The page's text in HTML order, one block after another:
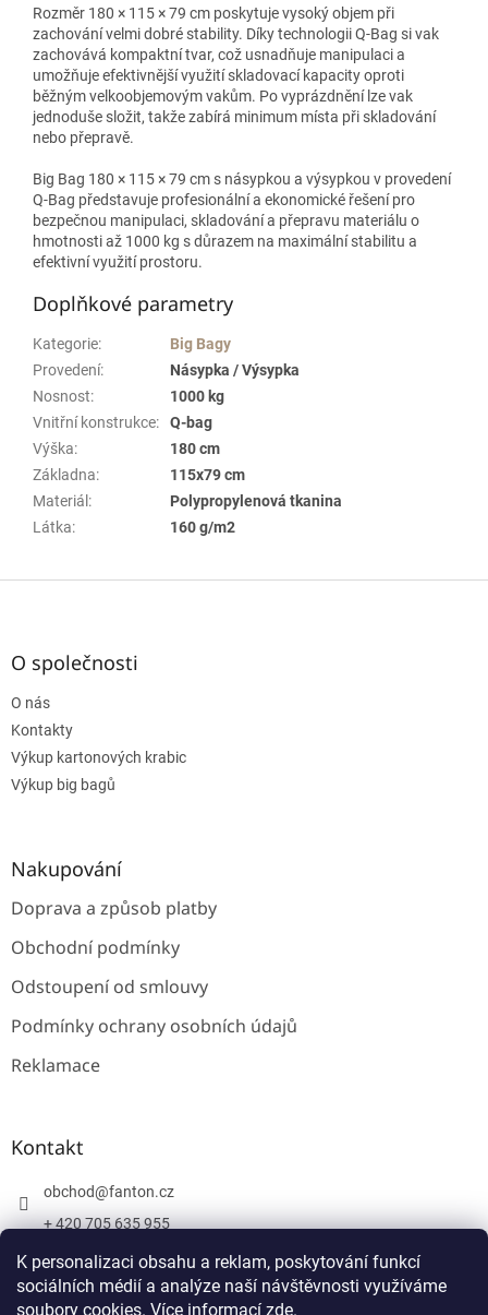
K personalizaci obsahu a reklam, poskytování funkcí
sociálních médií a analýze naší návštěvnosti využíváme
soubory cookies. Více informací zde.
Rozměr 180 × 115 × 79 cm poskytuje vysoký objem při
zachování velmi dobré stability. Díky technologii Q-Bag si vak
zachovává kompaktní tvar, což usnadňuje manipulaci a
umožňuje efektivnější využití skladovací kapacity oproti
běžným velkoobjemovým vakům. Po vyprázdnění lze vak
jednoduše složit, takže zabírá minimum místa při skladování
nebo přepravě.
Big Bag 180 × 115 × 79 cm s násypkou a výsypkou v provedení
Q-Bag představuje profesionální a ekonomické řešení pro
bezpečnou manipulaci, skladování a přepravu materiálu o
hmotnosti až 1000 kg s důrazem na maximální stabilitu a
efektivní využití prostoru.
Doplňkové parametry
Kategorie:
Big Bagy
Provedení:
Násypka / Výsypka
Nosnost:
1000 kg
Vnitřní konstrukce:
Q-bag
Výška:
180 cm
Základna:
115x79 cm
Materiál :
Polypropylenová tkanina
Látka: 160 g/m2
Z
O společnosti
O nás
Kontakty
Výkup kartonových krabic
Výkup big bagů
Nakupování
Doprava a způsob platby
Obchodní podmínky
Odstoupení od smlouvy
Podmínky ochrany osobních údajů
Reklamace
Kontakt
obchod@fanton.cz
+ 420 705 635 955
+ 420 705 635 951